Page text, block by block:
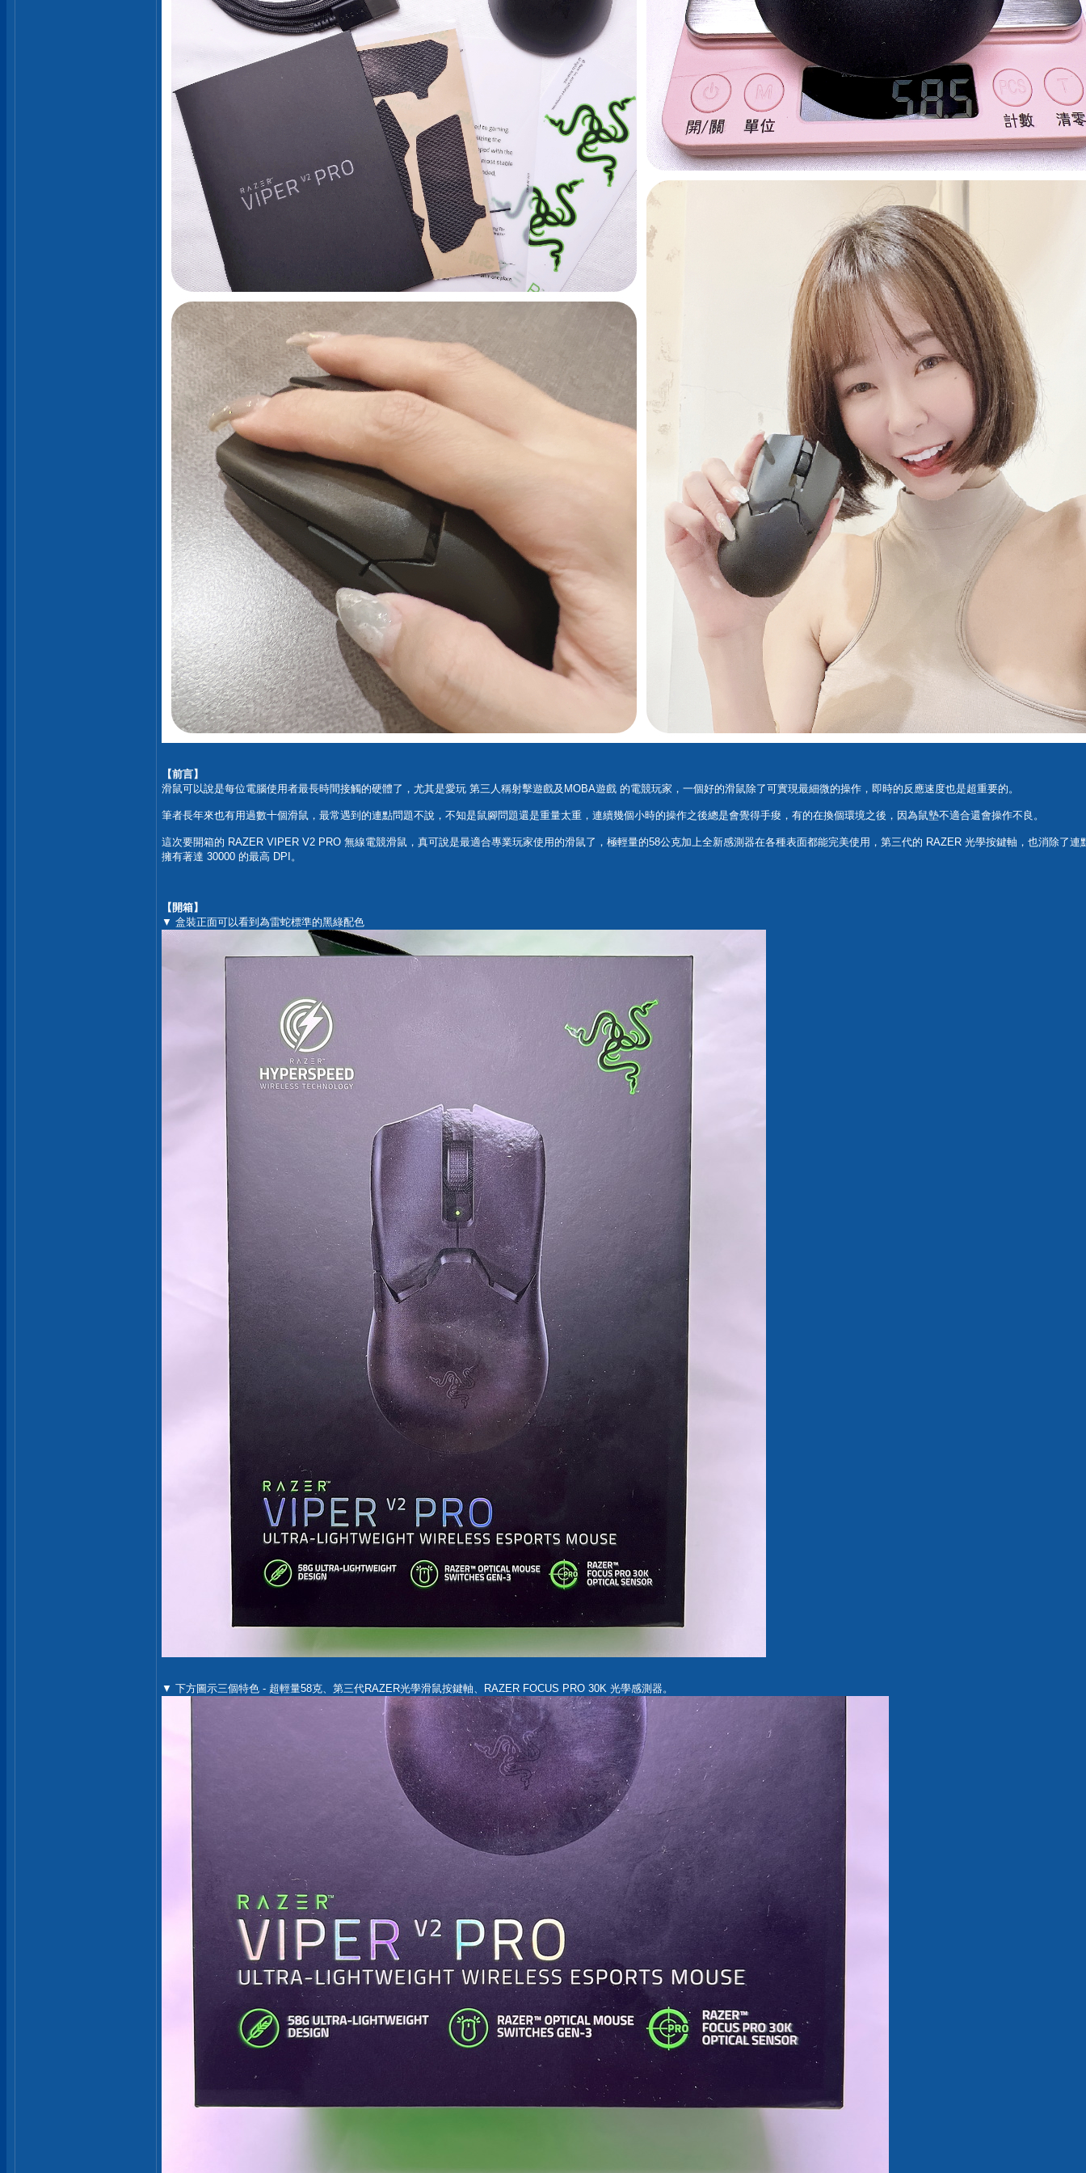
【前言】
滑鼠可以說是每位電腦使用者最長時間接觸的硬體了，尤其是愛玩 第三人稱射擊遊戲及MOBA遊戲 的電競玩家，一個好的滑鼠除了可實現最細微的操作，即時的反應速度也是超重要的。
筆者長年來也有用過數十個滑鼠，最常遇到的連點問題不說，不知是鼠腳問題還是重量太重，連續幾個小時的操作之後總是會覺得手痠，有的在換個環境之後，因為鼠墊不適合還會操作不良。
這次要開箱的 RAZER VIPER V2 PRO 無線電競滑鼠，真可說是最適合專業玩家使用的滑鼠了，極輕量的58公克加上全新感測器在各種表面都能完美使用，第三代的 RAZER 光學按鍵軸，也消除了連
擁有著達 30000 的最高 DPI。
【開箱】
▼ 盒裝正面可以看到為雷蛇標準的黑綠配色
▼ 下方圖示三個特色 - 超輕量58克、第三代RAZER光學滑鼠按鍵軸、RAZER FOCUS PRO 30K 光學感測器。